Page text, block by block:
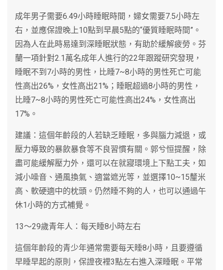
成年男子需要6.49小時睡眠時間，婦女需要7.5小時左
右，並應保證晚上10點到早晨5點的“優質睡眠時間”。
因為人在此時易達到深睡眠狀態，有助於緩解疲勞。芬
蘭一項針對2.1萬名成年人進行的22年跟蹤研究發現，
睡眠不到7小時的男性，比睡7~8小時的男性死亡可能
性高出26%，女性高出21%；睡眠超過8小時的男性，
比睡7~8小時的男性死亡可能性高出24%，女性高出
17%。
建議：這個年齡段的人若缺乏睡眠，多與腦力減退，或
壓力導致的暴飲暴食等不良習慣有關。郭兮恒提醒，除
盡可能緩解壓力外，還可以在就寢環境上下點工夫，如
減小噪音、通風換氣、適當遮光等，並選擇10~15釐米
高、軟硬適中的枕頭。仍然睡不夠的人，也可以通過午
休1小時的方式補覺。
13～29歲青年人：每天睡8小時左右
這個年齡段的青少年通常需要每天睡8小時，且要遵循
早睡早起的原則，保證夜裡3點左右進入深睡眠。平常